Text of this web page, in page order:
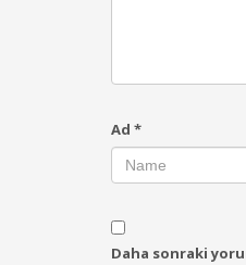
Ad *
Daha sonraki